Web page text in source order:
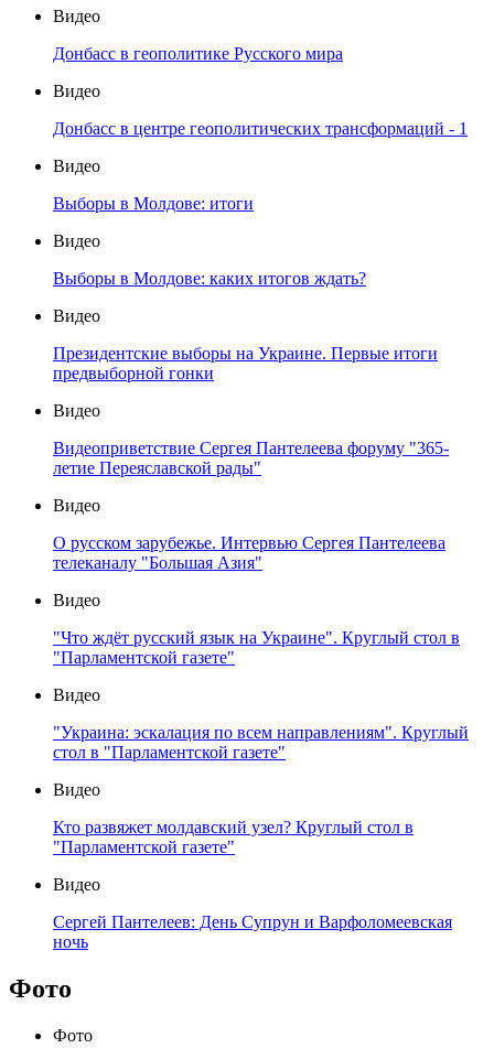
Видео
Донбасс в геополитике Русского мира
Видео
Донбасс в центре геополитических трансформаций - 1
Видео
Выборы в Молдове: итоги
Видео
Выборы в Молдове: каких итогов ждать?
Видео
Президентские выборы на Украине. Первые итоги
предвыборной гонки
Видео
Видеоприветствие Сергея Пантелеева форуму "365-
летие Переяславской рады"
Видео
О русском зарубежье. Интервью Сергея Пантелеева
телеканалу "Большая Азия"
Видео
"Что ждёт русский язык на Украине". Круглый стол в
"Парламентской газете"
Видео
"Украина: эскалация по всем направлениям". Круглый
стол в "Парламентской газете"
Видео
Кто развяжет молдавский узел? Круглый стол в
"Парламентской газете"
Видео
Сергей Пантелеев: День Супрун и Варфоломеевская
ночь
Фото
Фото